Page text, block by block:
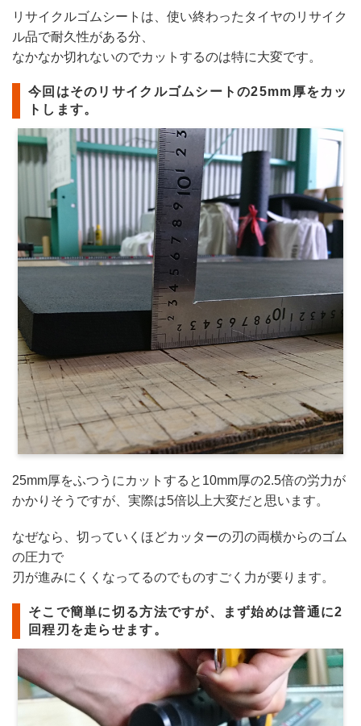
リサイクルゴムシートは、使い終わったタイヤのリサイク
ル品で耐久性がある分、
なかなか切れないのでカットするのは特に大変です。
今回はそのリサイクルゴムシートの25mm厚をカッ
トします。
25mm厚をふつうにカットすると10mm厚の2.5倍の労力が
かかりそうですが、実際は5倍以上大変だと思います。
なぜなら、切っていくほどカッターの刃の両横からのゴム
の圧力で
刃が進みにくくなってるのでものすごく力が要ります。
そこで簡単に切る方法ですが、まず始めは普通に2
回程刃を走らせます。